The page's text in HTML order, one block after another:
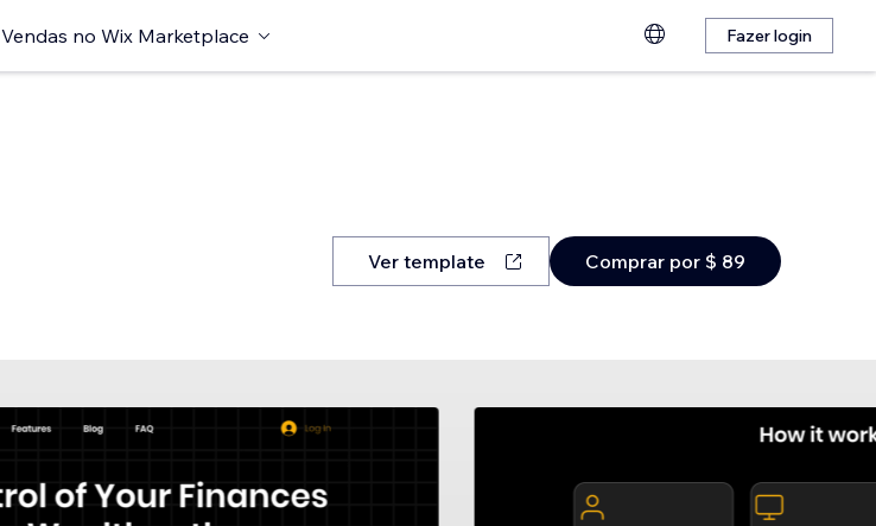
Vendas no Wix Marketplace Fazer login
Ver template Comprar por $ 89